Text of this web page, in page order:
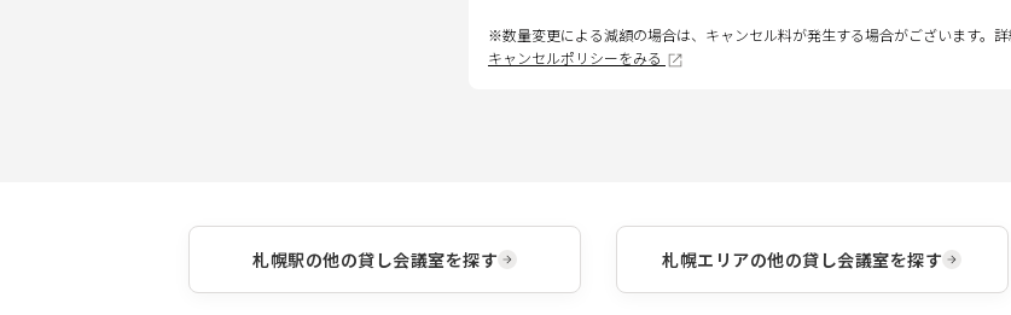
※数量変更による減額の場合は、キャンセル料が発生する場合がございます。詳
キャンセルポリシーをみる
札幌駅の他の貸し会議室を探す 札幌エリアの他の貸し会議室を探す